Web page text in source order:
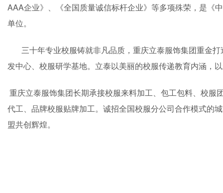
AAA企业》、《全国质量诚信标杆企业》等多项殊荣，是《
单位。
三十年专业校服铸就非凡品质，重庆立泰服饰集团重金
发中心、校服研学基地。立泰以美丽的校服传递教育内涵，
重庆立泰服饰集团长期承接校服来料加工、包工包料、校
代工、品牌校服贴牌加工。诚招全国校服分公司合作模式的
盟共创辉煌。